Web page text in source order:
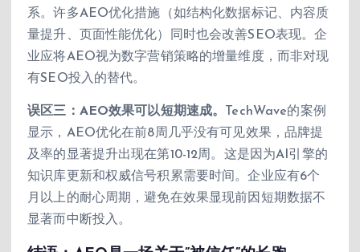
系。许多AEO优化措施（如结构化数据标记、内容质
量提升、页面性能优化）同时也会改善SEO表现。企
业应将AEO视为数字营销策略的增量维度，而非对现
有SEO投入的替代。
误区三：AEO效果可以短期速成。
TechWave的案例
显示，AEO优化在前8周几乎没有可见效果，品牌提
及率的显著提升出现在第10-12周。这是因为AI引擎的
知识库更新和权威信号积累需要时间。企业应有6个
月以上的耐心周期，避免在效果显现前因短期数据不
显著而中断投入。